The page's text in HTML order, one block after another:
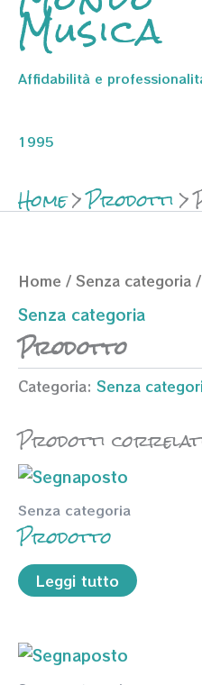
Musica
Affidabilità e
1995
Home Prodotti
Home / Senza categoria
Senza categoria
Prodotto
Categoria: Senza
Prodotti
Senza categoria
Prodotto
Leggi tutto